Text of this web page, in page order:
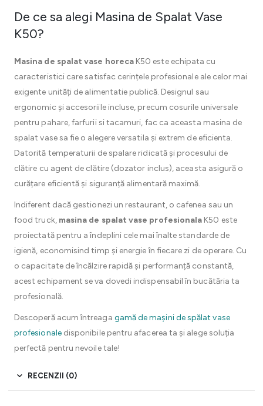
De ce sa alegi Masina de Spalat Vase
K50?
Masina de spalat vase horecaK50 este echipata cu
caracteristici care satisfac cerințele profesionale ale celor mai
exigente unități de alimentatie publică. Designul sau
ergonomic și accesoriile incluse, precum cosurile universale
pentru pahare, farfurii si tacamuri, fac ca aceasta masina de
spalat vase sa fie o alegere versatila și extrem de eficienta.
Datorită temperaturii de spalare ridicată și procesului de
clătire cu agent de clătire (dozator inclus), aceasta asigură o
curățare eficientă și siguranță alimentară maximă.
Indiferent dacă gestionezi un restaurant, o cafenea sau un
food truck, masina de spalat vase profesionala K50 este
proiectată pentru a îndeplini cele mai înalte standarde de
igienă, economisind timp și energie în fiecare zi de operare. Cu
o capacitate de încălzire rapidă și performanță constantă,
acest echipament se va dovedi indispensabil în bucătăria ta
profesională.
Descoperă acum întreaga gamă de mașini de spălat vase
profesionaledisponibile pentru afacerea ta și alege soluția
perfectă pentru nevoile tale!
RECENZII (0)